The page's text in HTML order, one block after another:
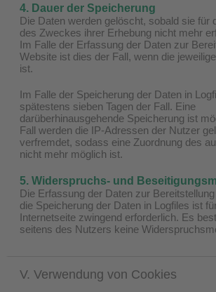
4. Dauer der Speicherung
Die Daten werden gelöscht, sobald sie für
des Zweckes ihrer Erhebung nicht mehr
Im Falle der Erfassung der Daten zur
Website ist dies der Fall, wenn die
ist.
Im Falle der Speicherung der Daten in
spätestens sieben Tagen der Fall. Eine
darüberhinausgehende Speicherung ist
Fall werden die IP-Adressen der Nutzer
verfremdet, sodass eine Zuordnung des
nicht mehr möglich ist.
5. Widerspruchs- und
Die Erfassung der Daten zur
die Speicherung der Daten in Logfiles ist
Internetseite zwingend erforderlich. Es
seitens des Nutzers keine
V. Verwendung von Cookies